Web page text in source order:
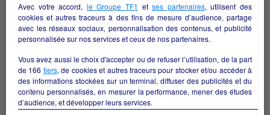
Reprise supérette VIVAL
Bordes - 64510
Alimentation particulier
Avec votre accord, le Groupe TF1 etses partenaires, utilisent des
cookies et autres traceurs à des fins de mesure d’audience, partage
avec les réseaux sociaux, personnalisation des contenus, et publicité
personnalisée sur nos services et ceux de nos partenaires.
Vous avez aussi le choix d'accepter ou de refuser l’utilisation, de la part
de 166 tiers, de cookies et autres traceurs pour stocker et/ou accéder à
des informations stockées sur un terminal, diffuser des publicités et du
contenu personnalisés, en mesurer la performance, mener des études
d’audience, et développer leurs services.